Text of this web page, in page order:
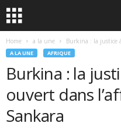
Home a la une Burkina : la justice
A LA UNE AFRIQUE
Burkina : la
ouvert dans
Sankara